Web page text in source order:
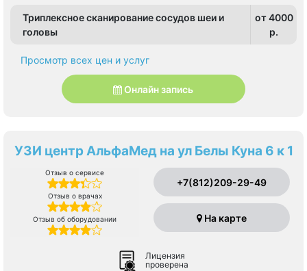
Триплексное сканирование сосудов шеи и
головы
от 4000
p.
Просмотр всех цен и услуг
Онлайн запись
УЗИ центр АльфаМед на ул Белы Куна 6 к 1
Отзыв о сервисе
Отзыв о врачах
Отзыв об оборудовании
+7(812)209-29-49
На карте
Лицензия
проверена